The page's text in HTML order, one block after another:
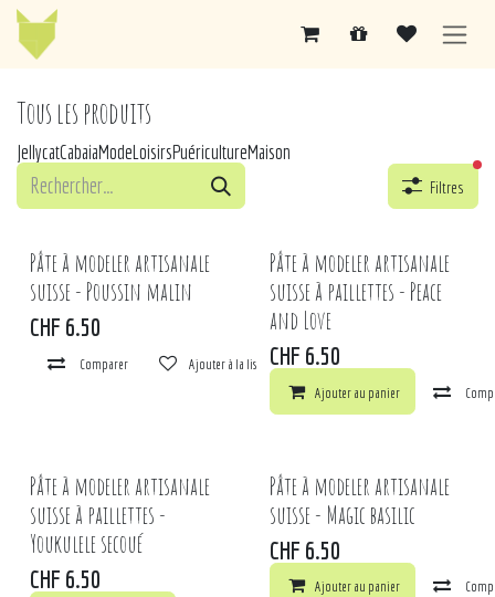
Se rendre au contenu
Tous les produits
JellycatCabaiaModeLoisirsPuéricultureMaison
Filtres
Pâte à modeler artisanale
suisse - Poussin malin
CHF 6.50
Comparer Ajouter à la liste de souhaits
Pâte à modeler artisanale
suisse à paillettes - Peace
and Love
CHF 6.50
Ajouter au panier
Pâte à modeler artisanale
suisse à paillettes -
Youkulele secoué
CHF 6.50
Pâte à modeler artisanale
suisse - Magic basilic
CHF 6.50
Ajouter au panier